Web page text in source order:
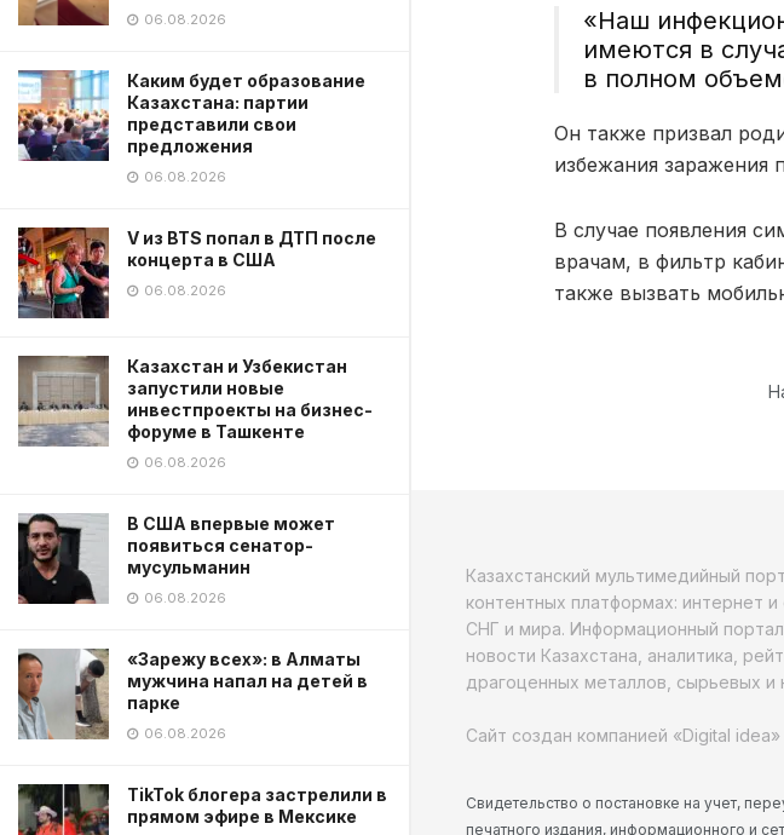
06.08.2026
Каким будет образование
Казахстана: партии
представили свои
предложения
06.08.2026
V из BTS попал в ДТП после
концерта в США
06.08.2026
Казахстан и Узбекистан
запустили новые
инвестпроекты на бизнес-
форуме в Ташкенте
06.08.2026
В США впервые может
появиться сенатор-
мусульманин
06.08.2026
«Зарежу всех»: в Алматы
мужчина напал на детей в
парке
06.08.2026
TikTok блогера застрелили в
прямом эфире в Мексике
«Наш
имеются в
в полном
Он также призвал
избежания заражения
В случае появления
врачам, в фильтр
также вызвать
Казахстанский мультимедийный
контентных платформах: интернет
СНГ и мира. Информационный
новости Казахстана, аналитика,
драгоценных металлов, сырьевых и
Сайт создан компанией «Digital idea»
Свидетельство о постановке на учет,
печатного издания, информационного и